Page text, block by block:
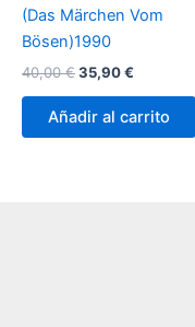
(Das Märchen Vom
Bösen)1990
40,00€El
original
era:
35,90€
actual
es:
Añadir al carrito